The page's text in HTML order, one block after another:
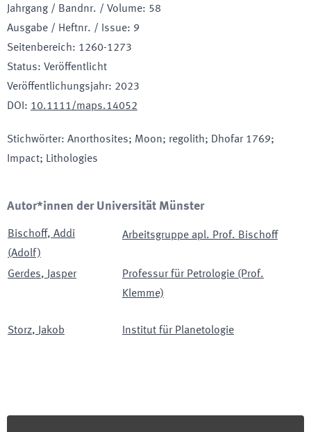
Jahrgang / Bandnr. / Volume: 58
Ausgabe / Heftnr. / Issue: 9
Seitenbereich: 1260-1273
Status: Veröffentlicht
Veröffentlichungsjahr: 2023
DOI : 10.1111/maps.14052
Stichwörter: Anorthosites; Moon; regolith; Dhofar 1769;
Impact; Lithologies
Autor*innen der Universität Münster
Bischoff, Addi
(Adolf)
Arbeitsgruppe apl. Prof. Bischoff
Gerdes, Jasper
Professur für Petrologie (Prof.
Klemme)
Storz, Jakob Institut für Planetologie